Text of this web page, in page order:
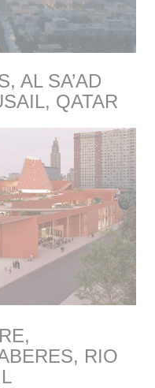
AL SA’AD
QATAR
RIO